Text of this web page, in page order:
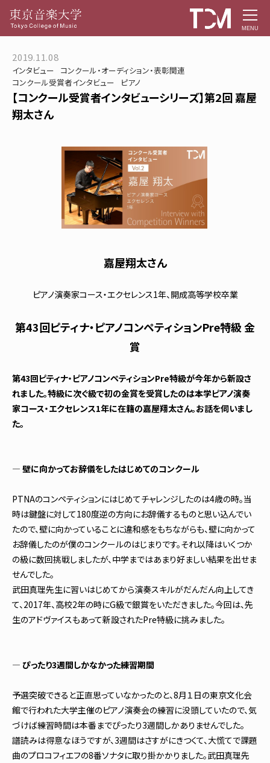
MENU
2019.11.08
インタビュー
コンクール・オーディション・表彰関連
コンクール受賞者インタビュー
ピアノ
【コンクール受賞者インタビューシリーズ】第2回 嘉屋
翔太さん
嘉屋翔太さん
ピアノ演奏家コース・エクセレンス1年、開成高等学校卒業
第43回ピティナ・ピアノコンペティションPre特級 金
賞
第43回ピティナ・ピアノコンペティションPre特級が今年から新設さ
れました。特級に次ぐ級で初の金賞を受賞したのは本学ピアノ演奏
家コース・エクセレンス1年に在籍の嘉屋翔太さん。お話を伺いまし
た。
― 壁に向かってお辞儀をしたはじめてのコンクール
PTNAのコンペティションにはじめてチャレンジしたのは4歳の時。当
時は鍵盤に対して180度逆の方向にお辞儀するものと思い込んでい
たので、壁に向かっていることに違和感をもちながらも、壁に向かって
お辞儀したのが僕のコンクールのはじまりです。それ以降はいくつか
の級に数回挑戦しましたが、中学まではあまり好ましい結果を出せま
せんでした。
武田真理先生に習いはじめてから演奏スキルがだんだん向上してき
て、2017年、高校2年の時にG級で銀賞をいただきました。今回は、先
生のアドヴァイスもあって新設されたPre特級に挑みました。
― ぴったり3週間しかなかった練習期間
予選突破できると正直思っていなかったのと、8月１日の東京文化会
館で行われた大学主催のピアノ演奏会の練習に没頭していたので、気
づけば練習時間は本番までぴったり3週間しかありませんでした。
譜読みは得意なほうですが、3週間はさすがにきつくて、大慌てで課題
曲のプロコフィエフの8番ソナタに取り掛かかりました。武田真理先